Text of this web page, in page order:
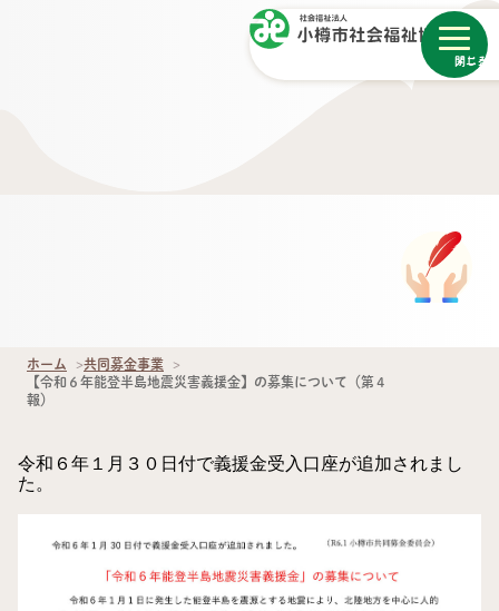
メニュー
閉じる
ホーム
共同募金事業
【令和６年能登半島地震災害義援金】の募集について（第４
報）
令和６年１月３０日付で義援金受入口座が追加されまし
た。